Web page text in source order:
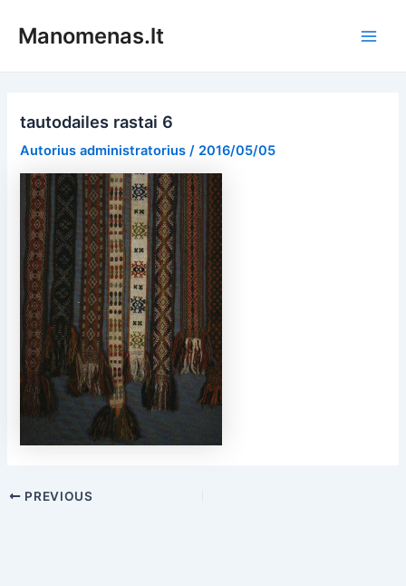
prieManomenas.lt
tautodailes rastai 6
Autorius administratorius/ 2016/05/05
PostPREVIOUS